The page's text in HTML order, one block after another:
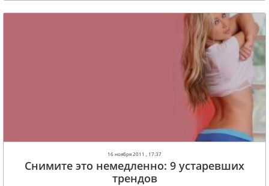
16 ноября 2011 , 17:37
Снимите это немедленно: 9 устаревших
трендов